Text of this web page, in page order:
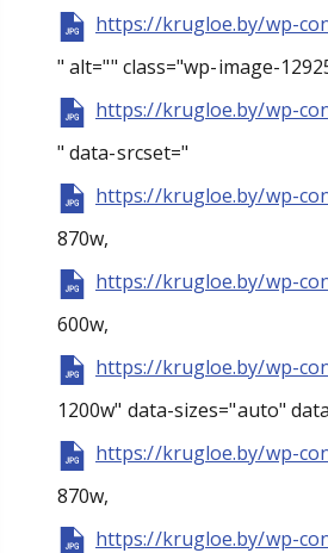
https://krugloe.by/wp-
" alt="" class="wp-image-
https://krugloe.by/wp-
" data-srcset="
https://krugloe.by/wp-
870w,
https://krugloe.by/wp-
600w,
https://krugloe.by/wp-
1200w" data-sizes="auto"
https://krugloe.by/wp-
870w,
https://krugloe.by/wp-